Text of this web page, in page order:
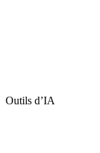
Outils d’IA